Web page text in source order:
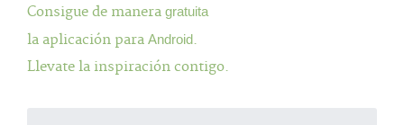
Consigue de manera gratuita
la aplicación para Android.
Llevate la inspiración contigo.